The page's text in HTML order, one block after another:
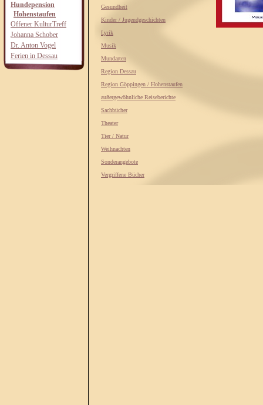
Hundepension
Hohenstaufen
Offener KulturTreff
Johanna Schober
Dr. Anton Vogel
Ferien in Dessau
Gesundheit
Kinder / Jugendgeschichten
Lyrik
Musik
Mundarten
Region Dessau
Region Göppingen / Hohenstaufen
außergewöhnliche Reiseberichte
Sachbücher
Theater
Tier / Natur
Weihnachten
Sonderangebote
Vergriffene Bücher